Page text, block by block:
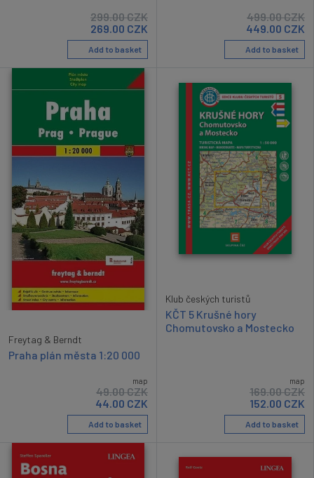
299.00CZK
269.00 CZK
Add to basket
499.00CZK
449.00 CZK
Add to basket
Freytag & Berndt
Praha plán města 1:20 000
map
49.00CZK
44.00 CZK
Add to basket
Klub českých turistů
KČT 5 Krušné hory
Chomutovsko a Mostecko
map
169.00CZK
152.00 CZK
Add to basket